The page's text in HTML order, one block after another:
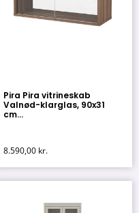
Pira Pira vitrineskab
Valnød-klarglas, 90x31
cm...
8.590,00 kr.